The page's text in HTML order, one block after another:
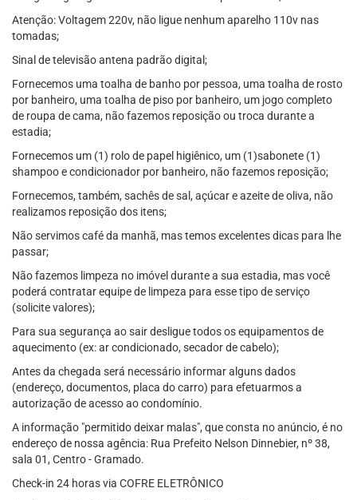
Atenção: Voltagem 220v, não ligue nenhum aparelho 110v nas
tomadas;
Sinal de televisão antena padrão digital;
Fornecemos uma toalha de banho por pessoa, uma toalha de rosto
por banheiro, uma toalha de piso por banheiro, um jogo completo
de roupa de cama, não fazemos reposição ou troca durante a
estadia;
Fornecemos um (1) rolo de papel higiênico, um (1)sabonete (1)
shampoo e condicionador por banheiro, não fazemos reposição;
Fornecemos, também, sachês de sal, açúcar e azeite de oliva, não
realizamos reposição dos itens;
Não servimos café da manhã, mas temos excelentes dicas para lhe
passar;
Não fazemos limpeza no imóvel durante a sua estadia, mas você
poderá contratar equipe de limpeza para esse tipo de serviço
(solicite valores);
Para sua segurança ao sair desligue todos os equipamentos de
aquecimento (ex: ar condicionado, secador de cabelo);
Antes da chegada será necessário informar alguns dados
(endereço, documentos, placa do carro) para efetuarmos a
autorização de acesso ao condomínio.
A informação "permitido deixar malas", que consta no anúncio, é no
endereço de nossa agência: Rua Prefeito Nelson Dinnebier, nº 38,
sala 01, Centro - Gramado.
Check-in 24 horas via COFRE ELETRÔNICO